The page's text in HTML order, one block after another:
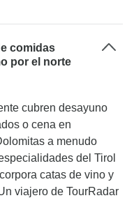
comidas
por el norte
cubren desayuno
o cena en
a menudo
del Tirol
catas de vino y
viajero de TourRadar